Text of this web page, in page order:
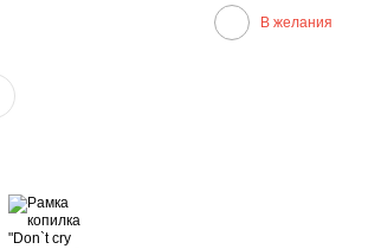
В желания